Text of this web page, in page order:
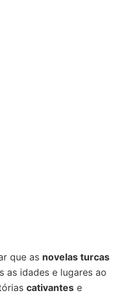
que as novelas turcas
as idades e lugares ao
cativantes e